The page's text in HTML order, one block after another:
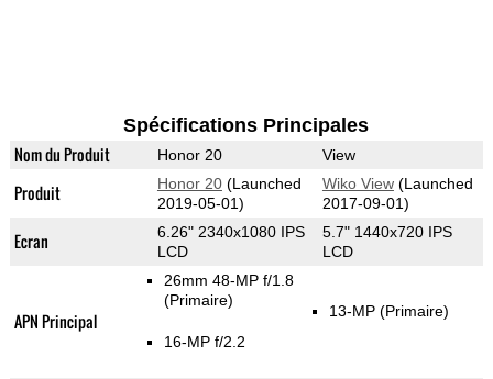
Spécifications Principales
Nom du Produit Honor 20 View
Produit Honor 20(Launched
2019-05-01)
Wiko View(Launched
2017-09-01)
Ecran
6.26" 2340x1080 IPS
LCD
5.7" 1440x720 IPS
LCD
APN Principal
26mm 48-MP f/1.8
(Primaire)
16-MP f/2.2
13-MP (Primaire)